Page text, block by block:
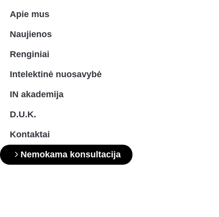
Apie mus
Naujienos
Renginiai
Intelektinė nuosavybė
IN akademija
D.U.K.
Kontaktai
Nemokama konsultacija